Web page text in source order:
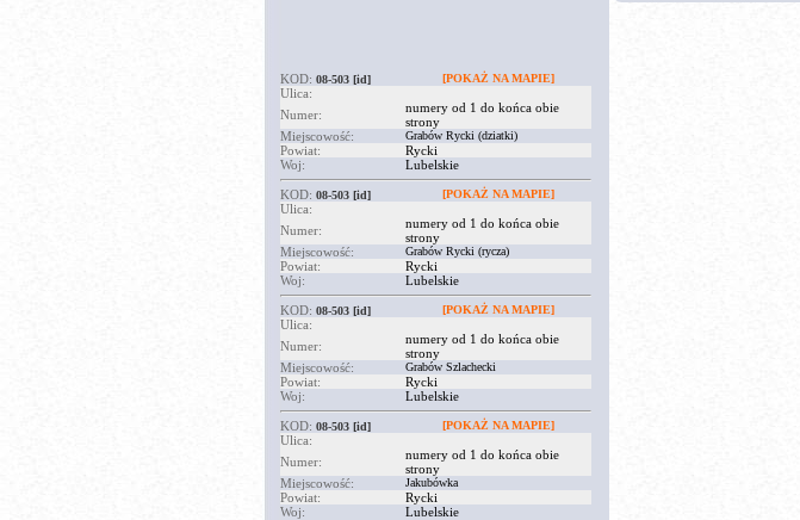
KOD: 08-503 [id] [POKAŻ NA MAPIE]
Ulica:
Numer:
numery od 1 do końca obie
strony
Miejscowość:
Grabów Rycki (dziatki)
Powiat:
Rycki
Woj:
Lubelskie
KOD: 08-503 [id] [POKAŻ NA MAPIE]
Ulica:
Numer:
numery od 1 do końca obie
strony
Miejscowość:
Grabów Rycki (rycza)
Powiat:
Rycki
Woj:
Lubelskie
KOD: 08-503 [id] [POKAŻ NA MAPIE]
Ulica:
Numer:
numery od 1 do końca obie
strony
Miejscowość:
Grabów Szlachecki
Powiat:
Rycki
Woj:
Lubelskie
KOD: 08-503 [id] [POKAŻ NA MAPIE]
Ulica:
Numer:
numery od 1 do końca obie
strony
Miejscowość:
Jakubówka
Powiat:
Rycki
Woj:
Lubelskie